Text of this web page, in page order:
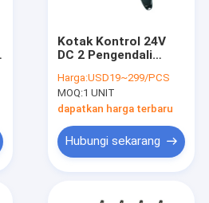
Kotak Kontrol 24V
DC 2 Pengendali
Remote Control 50M
433.92MHz
Harga:USD19~299/PCS
MOQ:1 UNIT
dapatkan harga terbaru
Hubungi sekarang